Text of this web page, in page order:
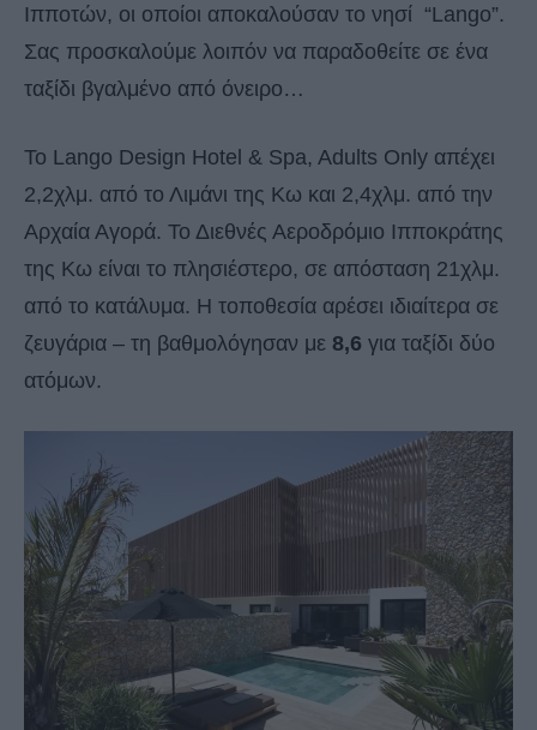
Ιπποτών, οι οποίοι αποκαλούσαν το νησί “Lango”.
Σας προσκαλούμε λοιπόν να παραδοθείτε σε ένα
ταξίδι βγαλμένο από όνειρο…
Το Lango Design Hotel & Spa, Adults Only απέχει
2,2χλμ. από το Λιμάνι της Κω και 2,4χλμ. από την
Αρχαία Αγορά. Το Διεθνές Αεροδρόμιο Ιπποκράτης
της Κω είναι το πλησιέστερο, σε απόσταση 21χλμ.
από το κατάλυμα. Η τοποθεσία αρέσει ιδιαίτερα σε
ζευγάρια – τη βαθμολόγησαν με 8,6 για ταξίδι δύο
ατόμων.